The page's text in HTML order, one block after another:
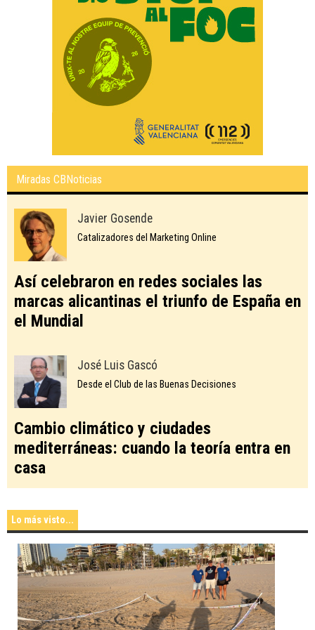
Miradas CBNoticias
Javier Gosende
Catalizadores del Marketing Online
Así celebraron en redes sociales las
marcas alicantinas el triunfo de España en
el Mundial
José Luis Gascó
Desde el Club de las Buenas Decisiones
Cambio climático y ciudades
mediterráneas: cuando la teoría entra en
casa
Lo más visto...